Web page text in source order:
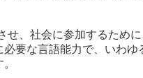
、社会に参加するため
要な言語能力で、いわ